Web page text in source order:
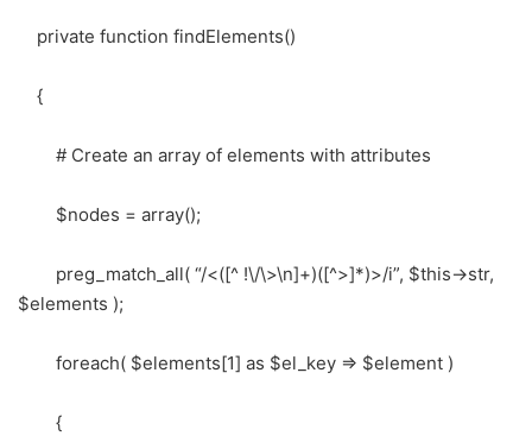
private function findElements()
{
# Create an array of elements with attributes
$nodes = array();
preg_match_all( “/<([^ !\/\>\n]+)([^>]*)>/i”, $this->str,
$elements );
foreach( $elements[1] as $el_key => $element )
{